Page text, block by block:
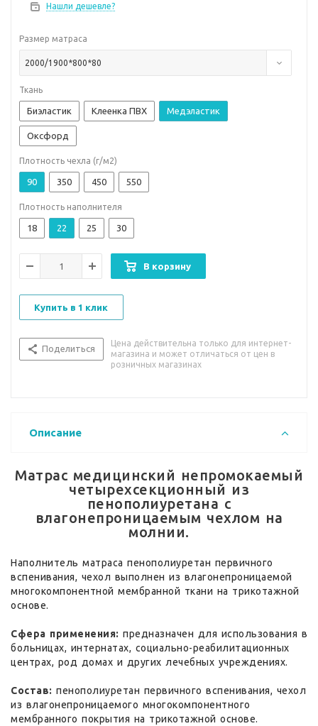
Нашли дешевле?
Размер матраса
2000/1900*800*80
Ткань
Биэластик Клеенка ПВХ Медэластик
Оксфорд
Плотность чехла (г/м2)
90 350 450 550
Плотность наполнителя
18 22 25 30
В корзину
Купить в 1 клик
Поделиться
Цена действительна только для интернет-
магазина и может отличаться от цен в
розничных магазинах
Описание
Матрас медицинский непромокаемый
четырехсекционный из
пенополиуретана с
влагонепроницаемым чехлом на
молнии.
Наполнитель матраса пенополиуретан первичного
вспенивания, чехол выполнен из влагонепроницаемой
многокомпонентной мембранной ткани на трикотажной
основе.
Сфера применения: предназначен для использования в
больницах, интернатах, социально-реабилитационных
центрах, род домах и других лечебных учреждениях.
Состав: пенополиуретан первичного вспенивания, чехол
из влагонепроницаемого многокомпонентного
мембранного покрытия на трикотажной основе.